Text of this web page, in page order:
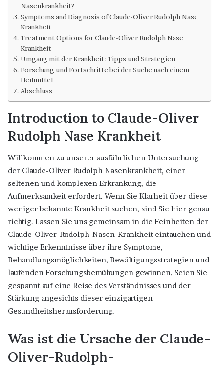
Nasenkrankheit?
Symptoms and Diagnosis of Claude-Oliver Rudolph Nase
Krankheit
Treatment Options for Claude-Oliver Rudolph Nase
Krankheit
Umgang mit der Krankheit: Tipps und Strategien
Forschung und Fortschritte bei der Suche nach einem
Heilmittel
Abschluss
Introduction to Claude-Oliver
Rudolph Nase Krankheit
Willkommen zu unserer ausführlichen Untersuchung
der Claude-Oliver Rudolph Nasenkrankheit, einer
seltenen und komplexen Erkrankung, die
Aufmerksamkeit erfordert. Wenn Sie Klarheit über diese
weniger bekannte Krankheit suchen, sind Sie hier genau
richtig. Lassen Sie uns gemeinsam in die Feinheiten der
Claude-Oliver-Rudolph-Nasen-Krankheit eintauchen und
wichtige Erkenntnisse über ihre Symptome,
Behandlungsmöglichkeiten, Bewältigungsstrategien und
laufenden Forschungsbemühungen gewinnen. Seien Sie
gespannt auf eine Reise des Verständnisses und der
Stärkung angesichts dieser einzigartigen
Gesundheitsherausforderung.
Was ist die Ursache der Claude-
Oliver-Rudolph-